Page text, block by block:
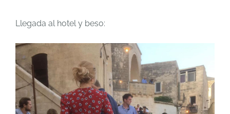
Llegada al hotel y beso: